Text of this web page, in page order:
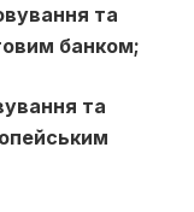
та
банком;
та